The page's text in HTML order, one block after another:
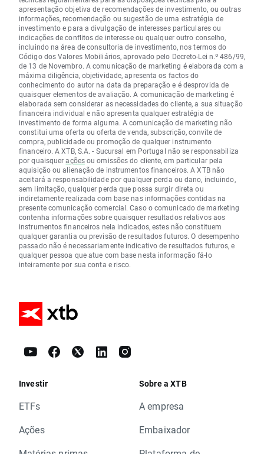
apresentação objetiva de recomendações de investimento, ou outras
informações, recomendação ou sugestão de uma estratégia de
investimento e para a divulgação de interesses particulares ou
indicações de conflitos de interesse ou qualquer outro conselho,
incluindo na área de consultoria de investimento, nos termos do
Código dos Valores Mobiliários, aprovado pelo Decreto-Lei n.º 486/99,
de 13 de Novembro. A comunicação de marketing é elaborada com a
máxima diligência, objetividade, apresenta os factos do
conhecimento do autor na data da preparação e é desprovida de
quaisquer elementos de avaliação. A comunicação de marketing é
elaborada sem considerar as necessidades do cliente, a sua situação
financeira individual e não apresenta qualquer estratégia de
investimento de forma alguma. A comunicação de marketing não
constitui uma oferta ou oferta de venda, subscrição, convite de
compra, publicidade ou promoção de qualquer instrumento
financeiro. A XTB, S.A. - Sucursal em Portugal não se responsabiliza
por quaisqueraçõesou omissões do cliente, em particular pela
aquisição ou alienação de instrumentos financeiros. A XTB não
aceitará a responsabilidade por qualquer perda ou dano, incluindo,
sem limitação, qualquer perda que possa surgir direta ou
indiretamente realizada com base nas informações contidas na
presente comunicação comercial. Caso o comunicado de marketing
contenha informações sobre quaisquer resultados relativos aos
instrumentos financeiros nela indicados, estes não constituem
qualquer garantia ou previsão de resultados futuros. O desempenho
passado não é necessariamente indicativo de resultados futuros, e
qualquer pessoa que atue com base nesta informação fá-lo
inteiramente por sua conta e risco.
Investir
ETFs
Ações
Sobre a XTB
A empresa
Embaixador